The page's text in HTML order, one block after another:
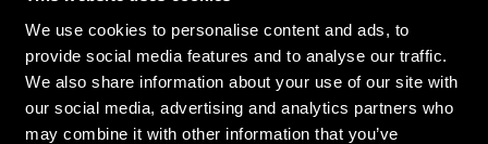
We use cookies to personalise content and ads, to
provide social media features and to analyse our traffic.
We also share information about your use of our site with
our social media, advertising and analytics partners who
may combine it with other information that you’ve
Ved at tilmelde dig vores nyhedsbrev accepterer du vores
privatlivspolitik